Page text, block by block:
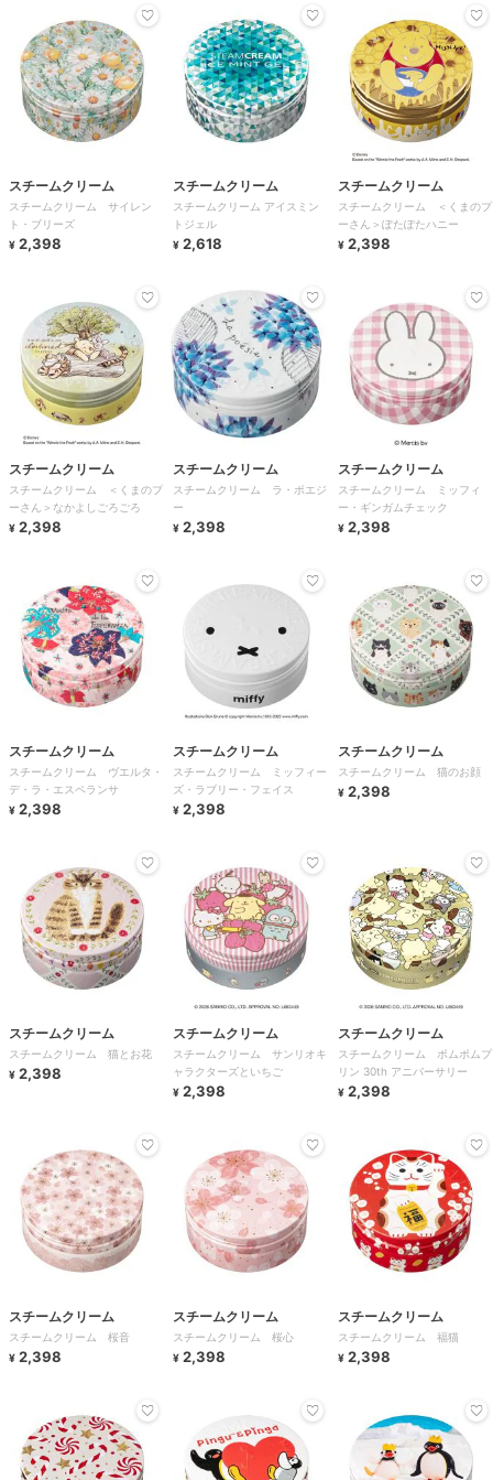
スチームクリーム
スチームクリーム サイレン
ト・ブリーズ
¥ 2,398
スチームクリーム
スチームクリーム アイスミン
トジェル
¥ 2,618
スチームクリーム
スチームクリーム ＜くまのプ
ーさん＞ぽたぽたハニー
¥ 2,398
スチームクリーム
スチームクリーム ＜くまのプ
ーさん＞なかよしごろごろ
¥ 2,398
スチームクリーム
スチームクリーム ラ・ポエジ
ー
¥ 2,398
スチームクリーム
スチームクリーム ミッフィ
ー・ギンガムチェック
¥ 2,398
スチームクリーム
スチームクリーム ヴエルタ・
デ・ラ・エスペランサ
¥ 2,398
スチームクリーム
スチームクリーム ミッフィー
ズ・ラブリー・フェイス
¥ 2,398
スチームクリーム
スチームクリーム 猫のお顔
¥ 2,398
スチームクリーム
スチームクリーム 猫とお花
¥ 2,398
スチームクリーム
スチームクリーム サンリオキ
ャラクターズといちご
¥ 2,398
スチームクリーム
スチームクリーム ポムポムプ
リン 30th アニバーサリー
¥ 2,398
スチームクリーム
スチームクリーム 桜音
¥ 2,398
スチームクリーム
スチームクリーム 桜心
¥ 2,398
スチームクリーム
スチームクリーム 福猫
¥ 2,398